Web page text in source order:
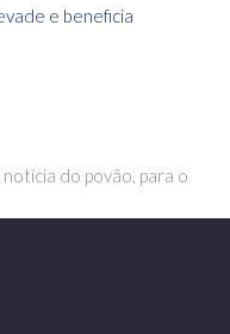
e beneficia
do povão, para o